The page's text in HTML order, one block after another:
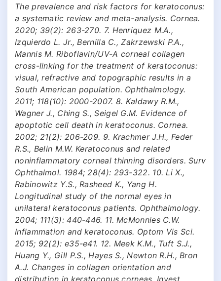
The prevalence and risk factors for keratoconus:
a systematic review and meta-analysis. Cornea.
2020; 39(2): 263-270. 7. Henriquez M.A.,
Izquierdo L. Jr., Bernilla C., Zakrzewski P.A.,
Mannis M. Riboflavin/UV-A corneal collagen
cross-linking for the treatment of keratoconus:
visual, refractive and topographic results in a
South American population. Ophthalmology.
2011; 118(10): 2000-2007. 8. Kaldawy R.M.,
Wagner J., Ching S., Seigel G.M. Evidence of
apoptotic cell death in keratoconus. Cornea.
2002; 21(2): 206-209. 9. Krachmer J.H., Feder
R.S., Belin M.W. Keratoconus and related
noninflammatory corneal thinning disorders. Surv
Ophthalmol. 1984; 28(4): 293-322. 10. Li X.,
Rabinowitz Y.S., Rasheed K., Yang H.
Longitudinal study of the normal eyes in
unilateral keratoconus patients. Ophthalmology.
2004; 111(3): 440-446. 11. McMonnies C.W.
Inflammation and keratoconus. Optom Vis Sci.
2015; 92(2): e35-e41. 12. Meek K.M., Tuft S.J.,
Huang Y., Gill P.S., Hayes S., Newton R.H., Bron
A.J. Changes in collagen orientation and
distribution in keratoconus corneas. Invest